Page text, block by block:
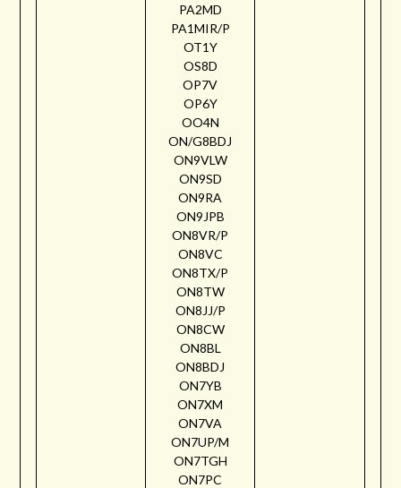
PA2MD
PA1MIR/P
OT1Y
OS8D
OP7V
OP6Y
OO4N
ON/G8BDJ
ON9VLW
ON9SD
ON9RA
ON9JPB
ON8VR/P
ON8VC
ON8TX/P
ON8TW
ON8JJ/P
ON8CW
ON8BL
ON8BDJ
ON7YB
ON7XM
ON7VA
ON7UP/M
ON7TGH
ON7PC